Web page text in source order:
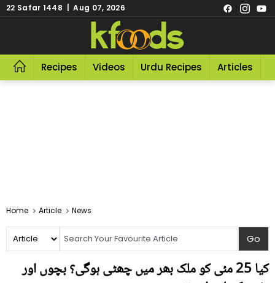
22 Safar 1448 | Aug 07, 2026
Recipes Videos Urdu Recipes Articles
Home Article News
کیا 25 مئی کو ملک بھر میں چھٹی ہوگی؟ بچوں اور